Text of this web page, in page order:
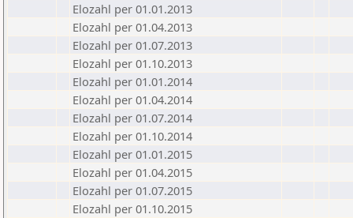
Elozahl per 01.01.2013
Elozahl per 01.04.2013
Elozahl per 01.07.2013
Elozahl per 01.10.2013
Elozahl per 01.01.2014
Elozahl per 01.04.2014
Elozahl per 01.07.2014
Elozahl per 01.10.2014
Elozahl per 01.01.2015
Elozahl per 01.04.2015
Elozahl per 01.07.2015
Elozahl per 01.10.2015